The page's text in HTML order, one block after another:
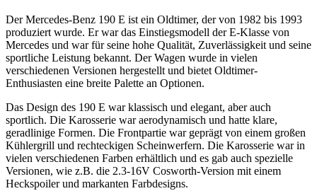
Der Mercedes-Benz 190 E ist ein Oldtimer, der von 1982 bis 1993
produziert wurde. Er war das Einstiegsmodell der E-Klasse von
Mercedes und war für seine hohe Qualität, Zuverlässigkeit und seine
sportliche Leistung bekannt. Der Wagen wurde in vielen
verschiedenen Versionen hergestellt und bietet Oldtimer-
Enthusiasten eine breite Palette an Optionen.
Das Design des 190 E war klassisch und elegant, aber auch
sportlich. Die Karosserie war aerodynamisch und hatte klare,
geradlinige Formen. Die Frontpartie war geprägt von einem großen
Kühlergrill und rechteckigen Scheinwerfern. Die Karosserie war in
vielen verschiedenen Farben erhältlich und es gab auch spezielle
Versionen, wie z.B. die 2.3-16V Cosworth-Version mit einem
Heckspoiler und markanten Farbdesigns.